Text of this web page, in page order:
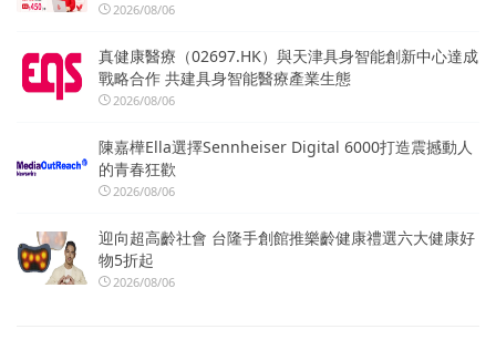
2026/08/06
真健康醫療（02697.HK）與天津具身智能創新中心達成
戰略合作 共建具身智能醫療產業生態
2026/08/06
陳嘉樺Ella選擇Sennheiser Digital 6000打造震撼動人
的青春狂歡
2026/08/06
迎向超高齡社會 台隆手創館推樂齡健康禮選六大健康好
物5折起
2026/08/06